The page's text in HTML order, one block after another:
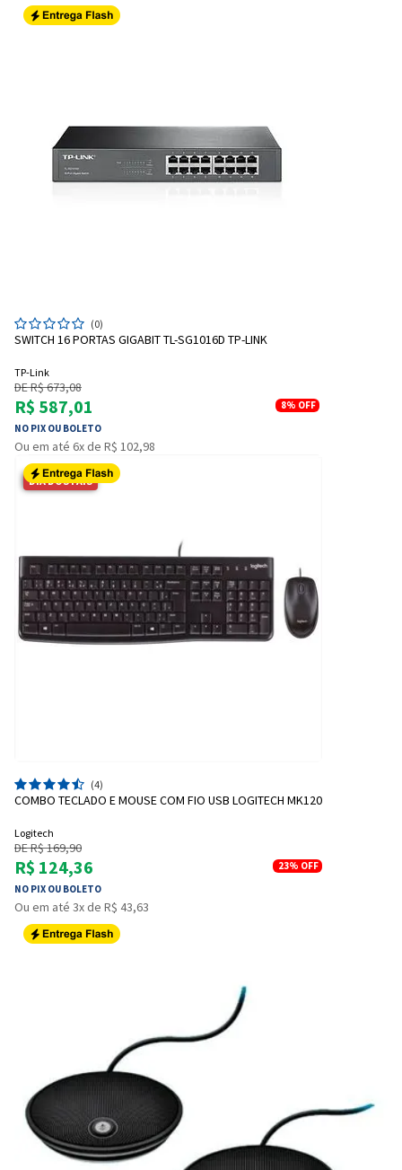
(0)
SWITCH 16 PORTAS GIGABIT TL-SG1016D TP-LINK
TP-Link
DE R$ 673,08
R$ 587,01
NO PIX OU BOLETO
8% OFF
Ou em até 6x de R$ 102,98
DIA DOS PAIS
(4)
COMBO TECLADO E MOUSE COM FIO USB LOGITECH MK120
Logitech
DE R$ 169,90
R$ 124,36
NO PIX OU BOLETO
23% OFF
Ou em até 3x de R$ 43,63